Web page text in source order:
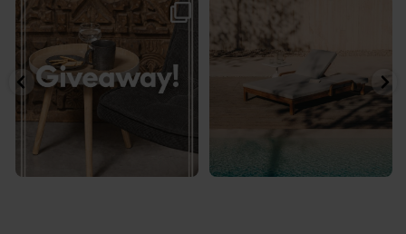
🎉 GIVEAWAY 🎉⁠
Vind det stilfulde Sasha...
207 217
☀️ Sommerens favorit til terrassen ☀️⁠
8 0